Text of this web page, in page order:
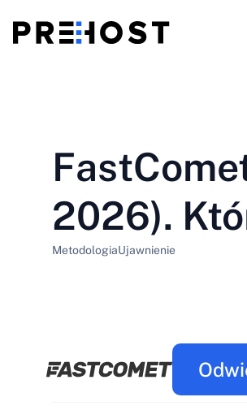
EN - English
LT - Lietuvių
2026).
MetodologiaUjawnienie